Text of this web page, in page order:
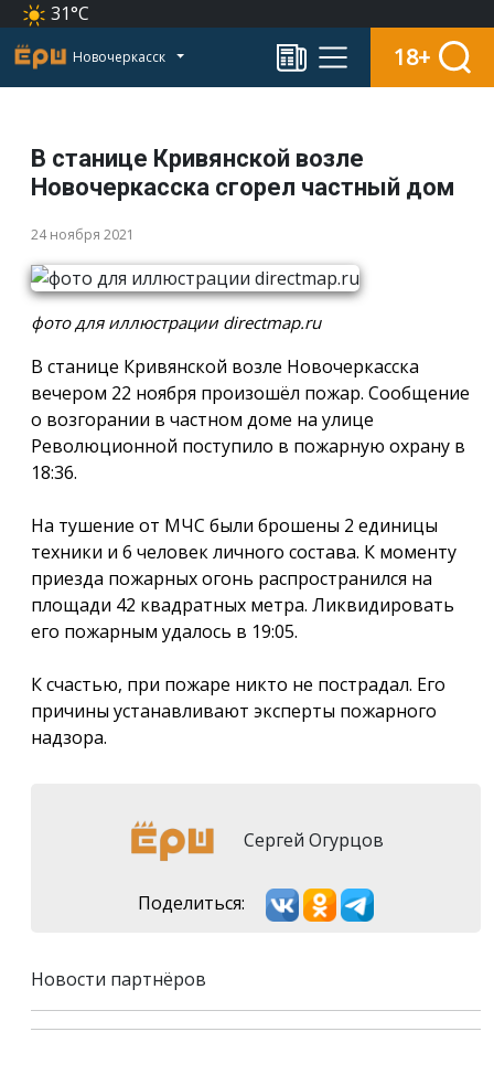
31°C
Новочеркасск 18+
В станице Кривянской возле
Новочеркасска сгорел частный дом
24 ноября 2021
фото для иллюстрации directmap.ru
В станице Кривянской возле Новочеркасска
вечером 22 ноября произошёл пожар. Сообщение
о возгорании в частном доме на улице
Революционной поступило в пожарную охрану в
18:36.
На тушение от МЧС были брошены 2 единицы
техники и 6 человек личного состава. К моменту
приезда пожарных огонь распространился на
площади 42 квадратных метра. Ликвидировать
его пожарным удалось в 19:05.
К счастью, при пожаре никто не пострадал. Его
причины устанавливают эксперты пожарного
надзора.
Сергей Огурцов
Поделиться:
Новости партнёров